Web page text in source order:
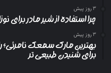
3 روز پیش
چرا استفاده از شیر مادر برای
3 روز پیش
بهترین مارک سمعک
برای شنیدن طبیعی تر